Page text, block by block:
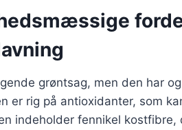
grøntsag, men den har
er rig på antioxidanter, som
indeholder fennikel kostfibre,